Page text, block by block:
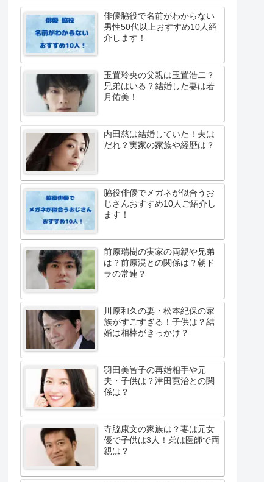
俳優脇役で名前がわからない
男性50代以上おすすめ10人紹
介します！
玉置玲央の父親は玉置浩二？
兄弟はいる？結婚した妻は若
月佑美！
内田慈は結婚していた！夫は
だれ？実家の家族や経歴は？
脇役俳優でメガネが似合うお
じさんおすすめ10人ご紹介し
ます！
前原瑞樹の実家の両親や兄弟
は？前原滉との関係は？朝ド
ラの常連？
川原和久の妻・松本紀保の家
族がすごすぎる！子供は？結
婚は相棒がきっかけ？
羽田美智子の再婚相手や元
夫・子供は？津田寛治との関
係は？
寺脇康文の家族は？妻は元女
優で子供は3人！弟は医師で両
親は？